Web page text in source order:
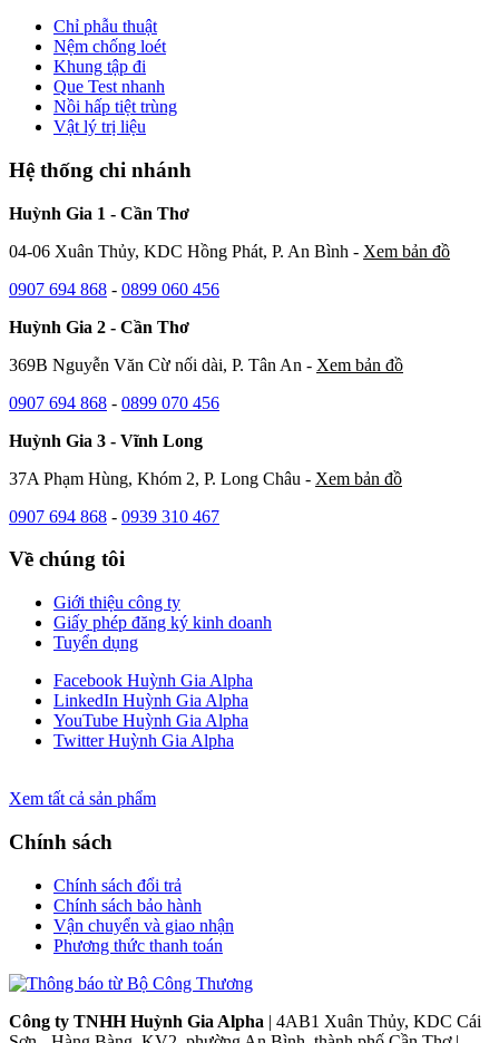
Chỉ phẫu thuật
Nệm chống loét
Khung tập đi
Que Test nhanh
Nồi hấp tiệt trùng
Vật lý trị liệu
Hệ thống chi nhánh
Huỳnh Gia 1 - Cần Thơ
04-06 Xuân Thủy, KDC Hồng Phát, P. An Bình - Xem bản đồ
0907 694 868 - 0899 060 456
Huỳnh Gia 2 - Cần Thơ
369B Nguyễn Văn Cừ nối dài, P. Tân An - Xem bản đồ
0907 694 868 - 0899 070 456
Huỳnh Gia 3 - Vĩnh Long
37A Phạm Hùng, Khóm 2, P. Long Châu - Xem bản đồ
0907 694 868 - 0939 310 467
Về chúng tôi
Giới thiệu công ty
Giấy phép đăng ký kinh doanh
Tuyển dụng
Facebook Huỳnh Gia Alpha
LinkedIn Huỳnh Gia Alpha
YouTube Huỳnh Gia Alpha
Twitter Huỳnh Gia Alpha
Xem tất cả sản phẩm
Chính sách
Chính sách đổi trả
Chính sách bảo hành
Vận chuyển và giao nhận
Phương thức thanh toán
Công ty TNHH Huỳnh Gia Alpha | 4AB1 Xuân Thủy, KDC Cái